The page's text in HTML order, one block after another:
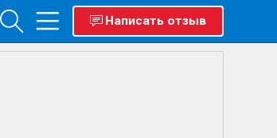
Написать отзыв